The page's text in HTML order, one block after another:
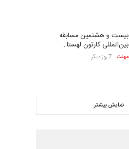
بیست و هشتمین مسابقه
بین‌المللی کارتون لهستا…
مهلت 7 روز دیگر
ششمین جشنواره بین‌المللی
کاریکاتور CIK Damad…
نمایش بیشتر